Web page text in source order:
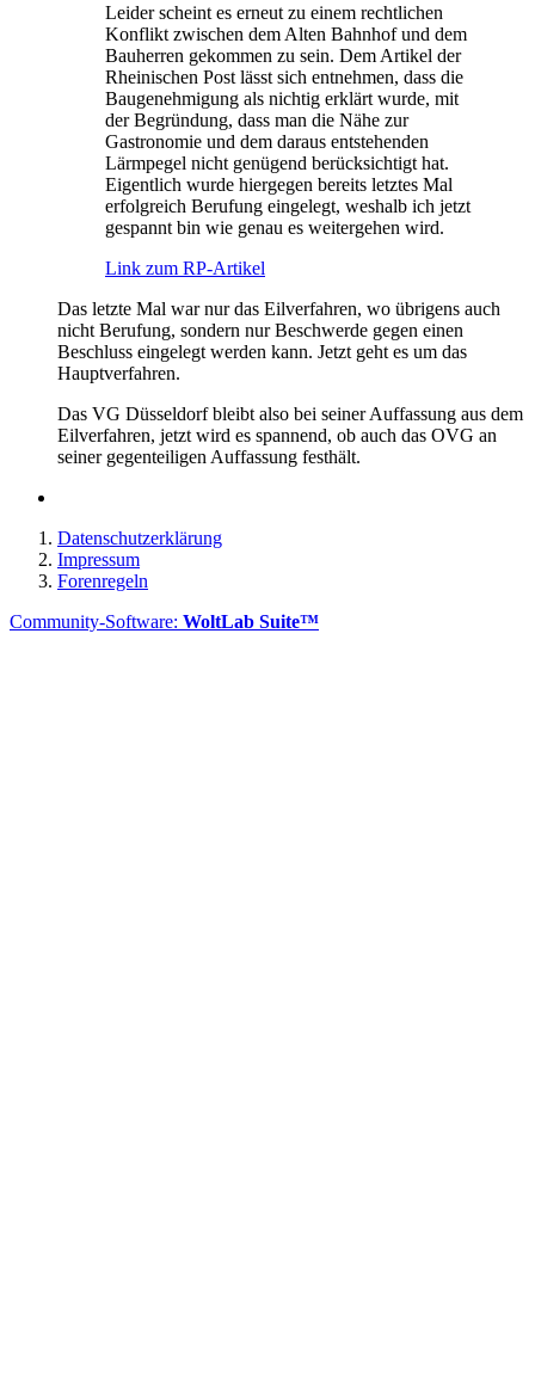
Leider scheint es erneut zu einem rechtlichen
Konflikt zwischen dem Alten Bahnhof und dem
Bauherren gekommen zu sein. Dem Artikel der
Rheinischen Post lässt sich entnehmen, dass die
Baugenehmigung als nichtig erklärt wurde, mit
der Begründung, dass man die Nähe zur
Gastronomie und dem daraus entstehenden
Lärmpegel nicht genügend berücksichtigt hat.
Eigentlich wurde hiergegen bereits letztes Mal
erfolgreich Berufung eingelegt, weshalb ich jetzt
gespannt bin wie genau es weitergehen wird.
Link zum RP-Artikel
Das letzte Mal war nur das Eilverfahren, wo übrigens auch
nicht Berufung, sondern nur Beschwerde gegen einen
Beschluss eingelegt werden kann. Jetzt geht es um das
Hauptverfahren.
Das VG Düsseldorf bleibt also bei seiner Auffassung aus dem
Eilverfahren, jetzt wird es spannend, ob auch das OVG an
seiner gegenteiligen Auffassung festhält.
Datenschutzerklärung
Impressum
Forenregeln
Community-Software: WoltLab Suite™